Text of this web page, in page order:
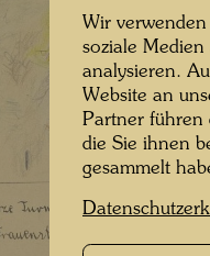
Wir
soziale
analysieren.
Website an
Partner führen
die Sie ihnen
gesammelt